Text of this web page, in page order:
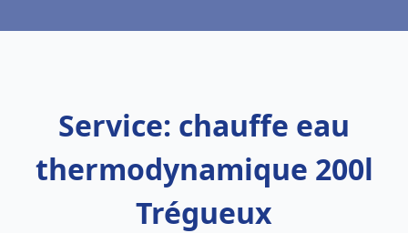
Service: chauffe eau
thermodynamique 200l
Trégueux